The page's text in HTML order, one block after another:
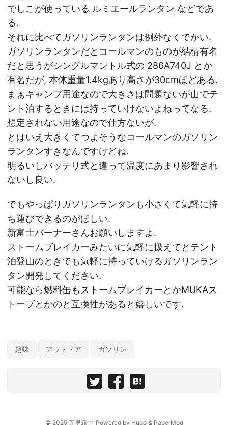
でしこが使っている ルミエールランタン などであ
る.
それに比べてガソリンランタンは例外なくでかい.
ガソリンランタンだとコールマンのものが結構有名
だと思うがシングルマントル式の 286A740J とか
有名だが, 本体重量1.4kgあり高さが30cmほどある.
まぁキャンプ用途なので大きさは問題ないが山でテ
ント泊するときには持っていけないよねってなる.
想定されない用途なので仕方ないが.
とはいえ大きくてつよそうなコールマンのガソリン
ランタンすきなんですけどね.
明るいしバッテリ式と違って温度にあまり影響され
ないし良い.
でもやっぱりガソリンランタンも小さくて気軽に持
ち運びできるのがほしい.
新富士バーナーさんお願いしますよ.
ストームブレイカーみたいに気軽に扱えてとテント
泊登山のときでも気軽に持っていけるガソリンラン
タン開発してください.
可能なら燃料缶もストームブレイカーとかMUKAス
トーブとかのと互換性があると嬉しいです.
趣味 アウトドア ガソリン
© 2025 五里霧中 Powered by Hugo& PaperMod